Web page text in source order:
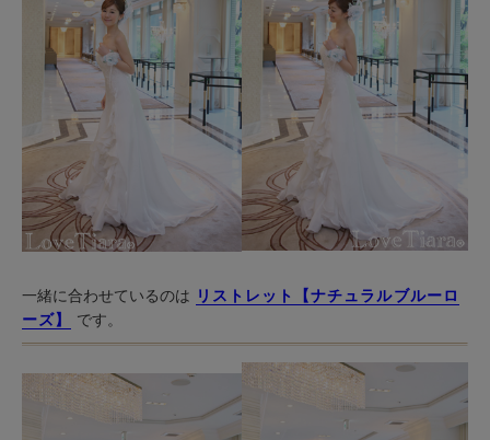
一緒に合わせているのは リストレット【ナチュラルブルーロ
ーズ】
です。